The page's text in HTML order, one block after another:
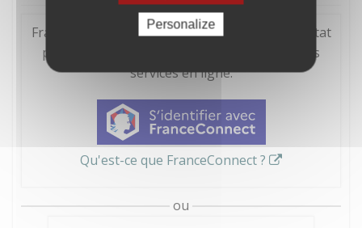
Personalize
FranceConnect est la solution proposée par l'Etat
pour sécuriser et simplifier la connexion à vos
services en ligne.
Qu'est-ce que FranceConnect ?
ou